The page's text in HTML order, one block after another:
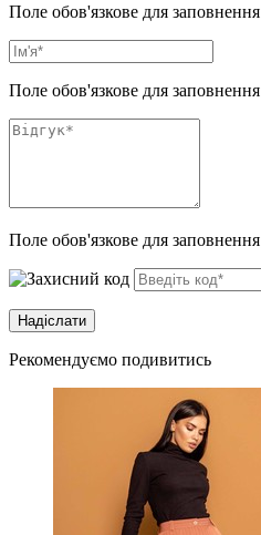
Поле обов'язкове для заповнення
Поле обов'язкове для заповнення
Поле обов'язкове для заповнення
Рекомендуємо подивитись